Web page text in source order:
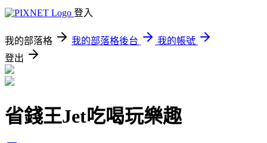
登入
我的部落格 我的部落格後台
我的帳號
登出
省錢王Jet吃喝玩樂趣